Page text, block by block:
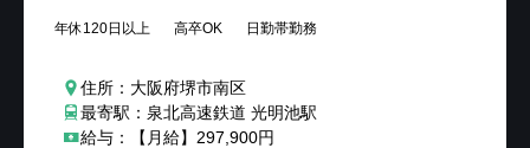
年休120日以上 高卒OK 日勤帯勤務
住所：大阪府堺市南区
最寄駅：泉北高速鉄道 光明池駅
給与：【月給】297,900円